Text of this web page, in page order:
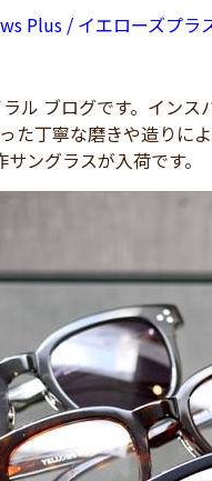
Plus / イエローズプラ
ブログです。インス
丁寧な磨きや造りに
ングラスが入荷です。